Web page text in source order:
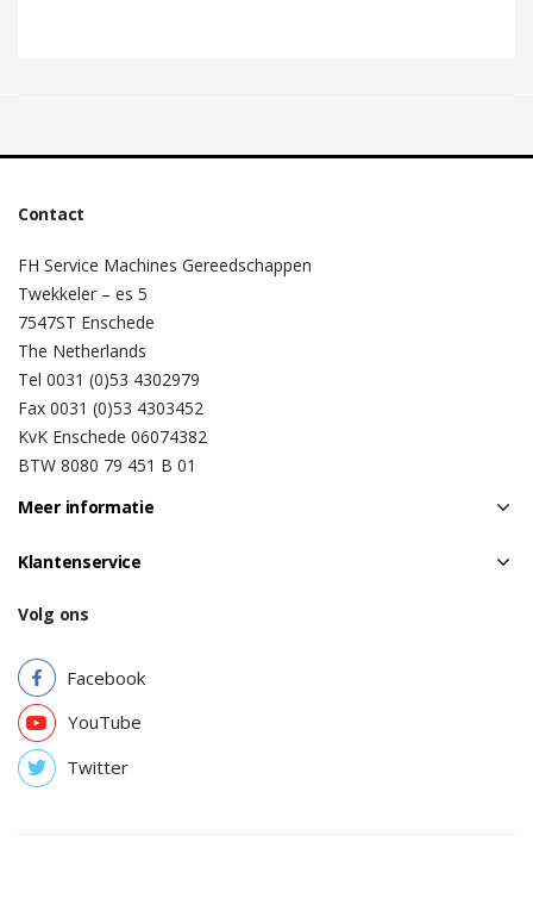
Contact
FH Service Machines Gereedschappen
Twekkeler – es 5
7547ST Enschede
The Netherlands
Tel 0031 (0)53 4302979
Fax 0031 (0)53 4303452
KvK Enschede 06074382
BTW 8080 79 451 B 01
Meer informatie
Klantenservice
Volg ons
Facebook
YouTube
Twitter